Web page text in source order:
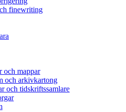
finewriting
och mappar
och arkivkartong
och tidskriftssamlare